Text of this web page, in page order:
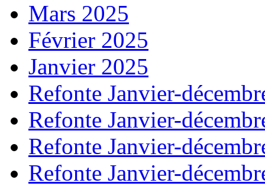
Mars 2025
Février 2025
Janvier 2025
Refonte Janvier-
Refonte Janvier-
Refonte Janvier-
Refonte Janvier-